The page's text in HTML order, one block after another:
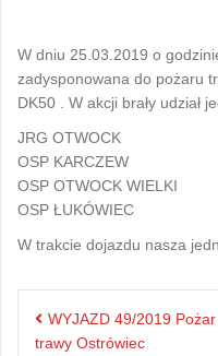
W dniu 25.03.2019 o
zadysponowana do pożaru
DK50 . W akcji brały udział
JRG OTWOCK
OSP KARCZEW
OSP OTWOCK WIELKI
OSP ŁUKÓWIEC
W trakcie dojazdu nasza
Nawigacja
wpisu
WYJAZD 49/2019 Pożar
trawy Ostrówiec